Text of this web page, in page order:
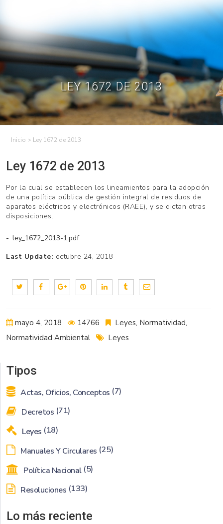
Transparencia
Contrataciones
Contáctenos
Regístrese – Solo
avicultores
Inicia Sesión
content
LEY 1672 DE 2013
> Ley 1672 de 2013
Ley 1672 de 2013
Por la cual se establecen los lineamientos para la adopción
de una política pública de gestión integral de residuos de
aparatos eléctricos y electrónicos (RAEE), y se dictan otras
disposiciones.
ley_1672_2013-1.pdf
Last Update: octubre 24, 2018
mayo 4, 2018 14766 Leyes, Normatividad,
Normatividad Ambiental
Leyes
Tipos
Actas, Oficios, Conceptos (7)
Decretos (71)
Leyes (18)
Manuales Y Circulares (25)
Política Nacional (5)
Resoluciones (133)
Lo más reciente